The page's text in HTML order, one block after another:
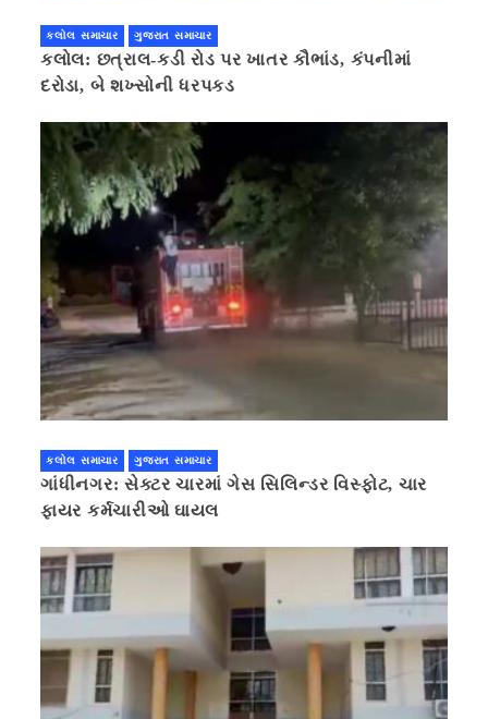
કલોલ સમાચાર ગુજરાત સમાચાર
કલોલ: છત્રાલ-કડી રોડ પર ખાતર કૌભાંડ, કંપનીમાં
દરોડા, બે શખ્સોની ધરપકડ
કલોલ સમાચાર ગુજરાત સમાચાર
ગાંધીનગર: સેક્ટર ચારમાં ગેસ સિલિન્ડર વિસ્ફોટ, ચાર
ફાયર કર્મચારીઓ ઘાયલ